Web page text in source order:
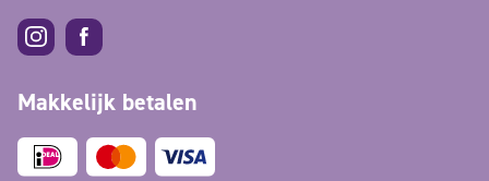
Makkelijk betalen